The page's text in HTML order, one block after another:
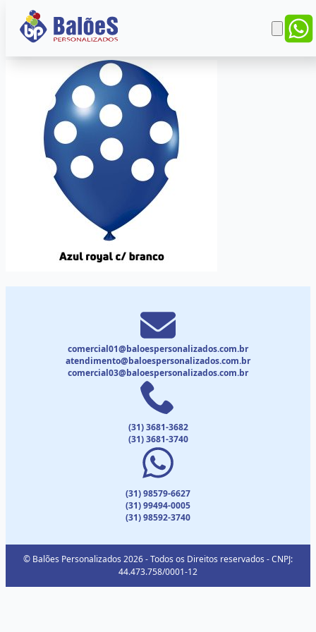
comercial01@baloespersonalizados.com.br
atendimento@baloespersonalizados.com.br
comercial03@baloespersonalizados.com.br
(31) 3681-3682
(31) 3681-3740
(31) 98579-6627
(31) 99494-0005
(31) 98592-3740
© Balões Personalizados 2026 - Todos os Direitos reservados - CNPJ:
44.473.758/0001-12